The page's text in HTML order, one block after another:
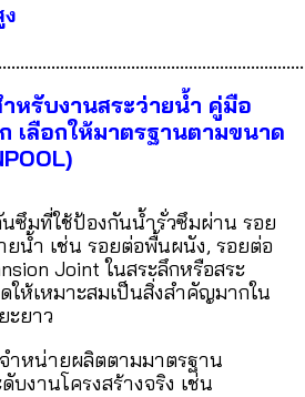
ำหรับงานสระว่ายน้ำ คู่มือ
เลือกให้มาตรฐานตามขนาด
ซึมที่ใช้ป้องกันน้ำรั่วซึมผ่าน รอย
ยน้ำ เช่น รอยต่อพื้นผนัง, รอยต่อ
Joint ในสระลึกหรือสระ
ให้เหมาะสมเป็นสิ่งสำคัญมากใน
ะยาว
ำหน่ายผลิตตามมาตรฐาน
งานโครงสร้างจริง เช่น